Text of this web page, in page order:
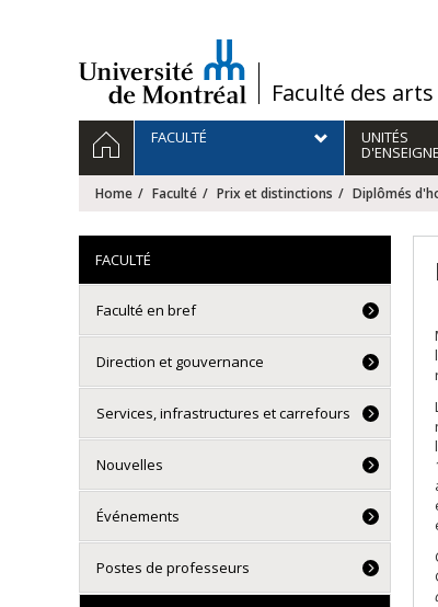
/Faculté des
Navigation
principale
HOMEFACULTÉ UNITÉS
Home Faculté Prix et distinctions Diplômés
FACULTÉ
Faculté en bref
Direction et gouvernance
Services, infrastructures et carrefours
Nouvelles
Événements
Postes de professeurs